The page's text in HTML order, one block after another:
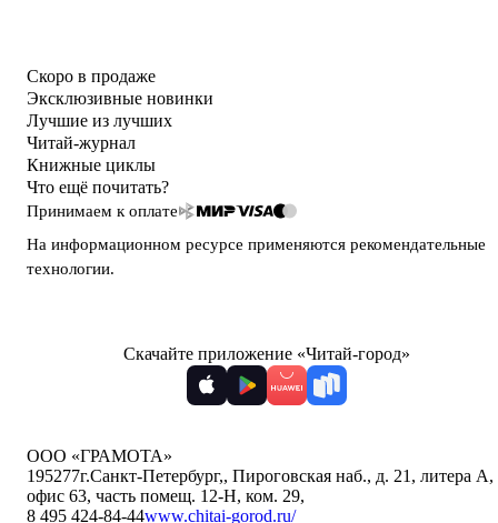
Скоро в продаже
Эксклюзивные новинки
Лучшие из лучших
Читай-журнал
Книжные циклы
Что ещё почитать?
Принимаем к оплате
На информационном ресурсе применяются рекомендательные
технологии.
Скачайте приложение «Читай-город»
ООО «ГРАМОТА»
195277г.Санкт-Петербург,, Пироговская наб., д. 21, литера А,
офис 63, часть помещ. 12-Н, ком. 29,
8 495 424-84-44www.chitai-gorod.ru/